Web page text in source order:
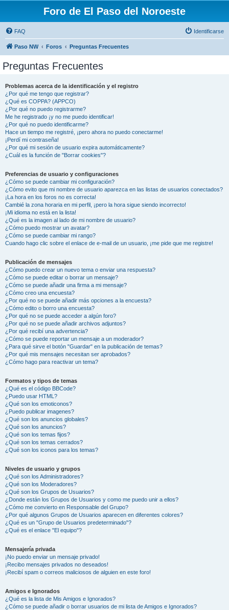
Foro de El Paso del Noroeste
FAQ Identificarse
Paso NW Foros Preguntas Frecuentes
Preguntas Frecuentes
Problemas acerca de la identificación y el registro
¿Por qué me tengo que registrar?
¿Qué es COPPA? (APPCO)
¿Por qué no puedo registrarme?
Me he registrado ¡y no me puedo identificar!
¿Por qué no puedo identificarme?
Hace un tiempo me registré, ¡pero ahora no puedo conectarme!
¡Perdí mi contraseña!
¿Por qué mi sesión de usuario expira automáticamente?
¿Cuál es la función de "Borrar cookies"?
Preferencias de usuario y configuraciones
¿Cómo se puede cambiar mi configuración?
¿Cómo evito que mi nombre de usuario aparezca en las listas de usuarios conectados?
¡La hora en los foros no es correcta!
Cambié la zona horaria en mi perfil, ¡pero la hora sigue siendo incorrecto!
¡Mi idioma no está en la lista!
¿Qué es la imagen al lado de mi nombre de usuario?
¿Cómo puedo mostrar un avatar?
¿Cómo se puede cambiar mi rango?
Cuando hago clic sobre el enlace de e-mail de un usuario, ¡me pide que me registre!
Publicación de mensajes
¿Cómo puedo crear un nuevo tema o enviar una respuesta?
¿Cómo se puede editar o borrar un mensaje?
¿Cómo se puede añadir una firma a mi mensaje?
¿Cómo creo una encuesta?
¿Por qué no se puede añadir más opciones a la encuesta?
¿Cómo edito o borro una encuesta?
¿Por qué no se puede acceder a algún foro?
¿Por qué no se puede añadir archivos adjuntos?
¿Por qué recibí una advertencia?
¿Cómo se puede reportar un mensaje a un moderador?
¿Para qué sirve el botón "Guardar" en la publicación de temas?
¿Por qué mis mensajes necesitan ser aprobados?
¿Cómo hago para reactivar un tema?
Formatos y tipos de temas
¿Qué es el código BBCode?
¿Puedo usar HTML?
¿Qué son los emoticonos?
¿Puedo publicar imagenes?
¿Qué son los anuncios globales?
¿Qué son los anuncios?
¿Qué son los temas fijos?
¿Qué son los temas cerrados?
¿Qué son los iconos para los temas?
Niveles de usuario y grupos
¿Qué son los Administradores?
¿Qué son los Moderadores?
¿Qué son los Grupos de Usuarios?
¿Donde están los Grupos de Usuarios y como me puedo unir a ellos?
¿Cómo me convierto en Responsable del Grupo?
¿Por qué algunos Grupos de Usuarios aparecen en diferentes colores?
¿Qué es un "Grupo de Usuarios predeterminado"?
¿Qué es el enlace "El equipo"?
Mensajería privada
¡No puedo enviar un mensaje privado!
¡Recibo mensajes privados no deseados!
¡Recibí spam o correos maliciosos de alguien en este foro!
Amigos e Ignorados
¿Qué es la lista de Mis Amigos e Ignorados?
¿Cómo se puede añadir o borrar usuarios de mi lista de Amigos e Ignorados?